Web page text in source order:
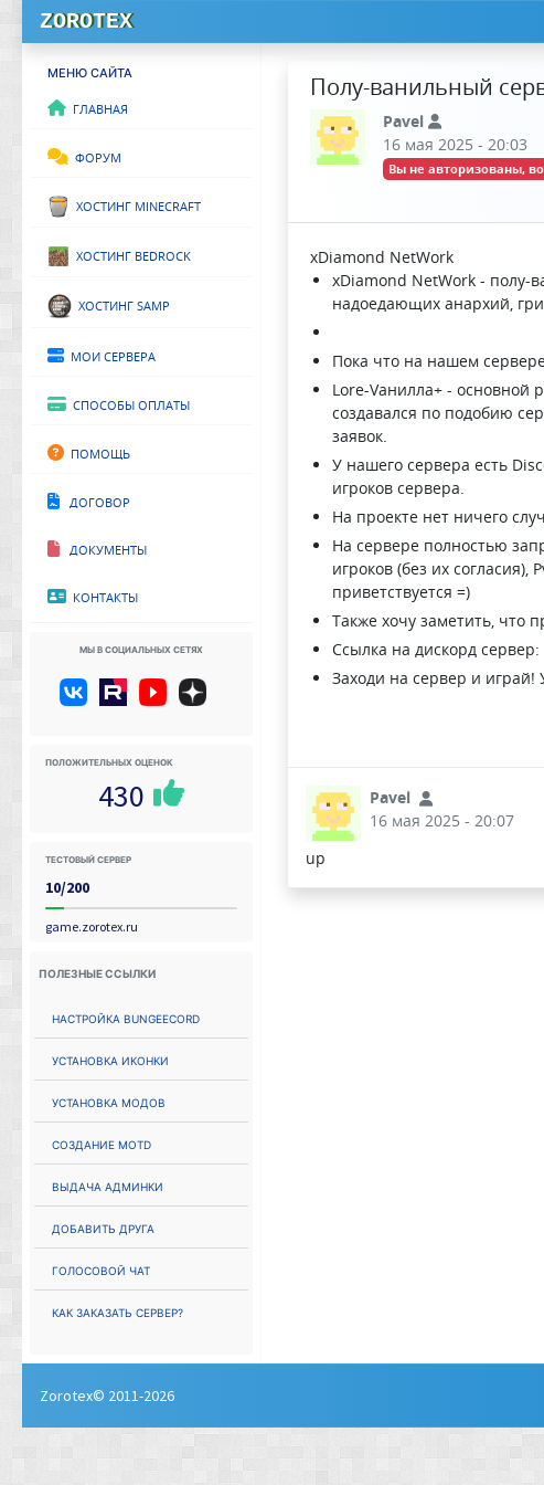
ZOROTEX
МЕНЮ САЙТА
Главная
Форум
Хостинг Minecraft
Хостинг Bedrock
Хостинг SAMP
Мои сервера
Способы оплаты
Помощь
Договор
Документы
Контакты
Мы в социальных сетях
Положительных оценок
430
Тестовый сервер
10/200
game.zorotex.ru
Полезные ссылки
Настройка Bungeecord
Установка иконки
Установка модов
Создание MOTD
Выдача админки
Добавить друга
Голосовой чат
Как заказать сервер?
Полу-ванильный
Pavel
16 мая 2025 - 20:03
Вы не авторизованы,
xDiamond NetWork
xDiamond NetWork - полу-
надоедающих анархий,
Пока что на нашем
Lore-Vанилла+ -
создавался по подобию
заявок.
У нашего сервера есть
игроков сервера.
На проекте нет ничего
На сервере полностью
игроков (без их
приветствуется =)
Также хочу заметить, что
Ссылка на дискорд сервер:
Заходи на сервер и играй!
Pavel
16 мая 2025 - 20:07
up
Zorotex© 2011-2026